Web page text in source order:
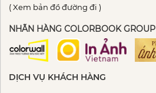
( Xem bản đồ đường đi )
NHÃN HÀNG COLORBOOK GROUP
DỊCH VỤ KHÁCH HÀNG